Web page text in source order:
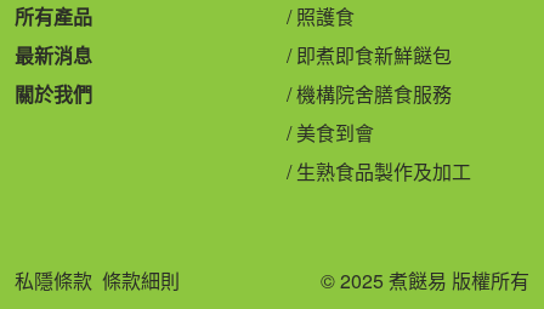
所有產品
最新消息
關於我們
照護食
即煮即食新鮮餸包
機構院舍膳食服務
美食到會
生熟食品製作及加工
私隱條款 條款細則 © 2025 煮餸易 版權所有